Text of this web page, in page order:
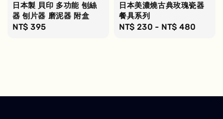
日本製 貝印 多功能 刨絲
器 刨片器 磨泥器 附盒
Regular
NT$ 395
日本美濃燒古典玫瑰瓷器
餐具系列
Regular
NT$ 230 - NT$ 480